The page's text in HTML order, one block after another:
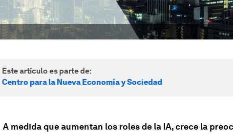
Este artículo es parte de:
Centro para la Nueva Economía y Sociedad
A medida que aumentan los roles de la IA, crece la